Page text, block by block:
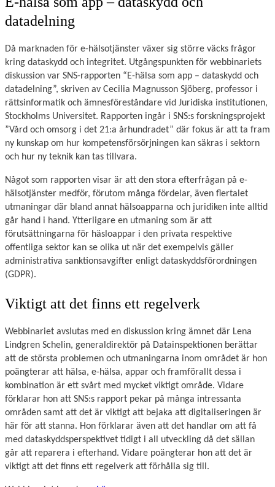
datadelning
Då marknaden för e-hälsotjänster växer sig större väcks frågor
kring dataskydd och integritet. Utgångspunkten för webbinariets
diskussion var SNS-rapporten “E-hälsa som app – dataskydd och
datadelning”, skriven av Cecilia Magnusson Sjöberg, professor i
rättsinformatik och ämnesföreståndare vid Juridiska institutionen,
Stockholms Universitet. Rapporten ingår i SNS:s forskningsprojekt
”Vård och omsorg i det 21:a århundradet” där fokus är att ta fram
ny kunskap om hur kompetensförsörjningen kan säkras i sektorn
och hur ny teknik kan tas tillvara.
Något som rapporten visar är att den stora efterfrågan på e-
hälsotjänster medför, förutom många fördelar, även flertalet
utmaningar där bland annat hälsoapparna och juridiken inte alltid
går hand i hand. Ytterligare en utmaning som är att
förutsättningarna för häsloappar i den privata respektive
offentliga sektor kan se olika ut när det exempelvis gäller
administrativa sanktionsavgifter enligt dataskyddsförordningen
(GDPR).
Viktigt att det finns ett regelverk
Webbinariet avslutas med en diskussion kring ämnet där Lena
Lindgren Schelin, generaldirektör på Datainspektionen berättar
att de största problemen och utmaningarna inom området är hon
poängterar att hälsa, e-hälsa, appar och framförallt dessa i
kombination är ett svårt med mycket viktigt område. Vidare
förklarar hon att SNS:s rapport pekar på många intressanta
områden samt att det är viktigt att bejaka att digitaliseringen är
här för att stanna. Hon förklarar även att det handlar om att få
med dataskyddsperspektivet tidigt i all utveckling då det sällan
går att reparera i efterhand. Vidare poängterar hon att det är
viktigt att det finns ett regelverk att förhålla sig till.